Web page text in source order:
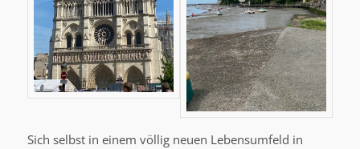
Sich selbst in einem völlig neuen Lebensumfeld in